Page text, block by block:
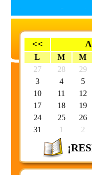
<<
L M M
27
28 29
3
4 5
10
11 12
17
18 19
24
25 26
31
1 2